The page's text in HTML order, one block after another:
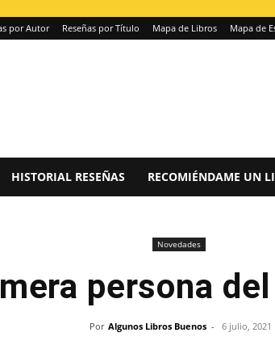
por Autor Reseñas por Título Mapa de Libros Mapa de
HISTORIAL RESEÑAS RECOMIÉNDAME UN
Novedades
persona
Por Algunos Libros Buenos - 6 julio, 2021